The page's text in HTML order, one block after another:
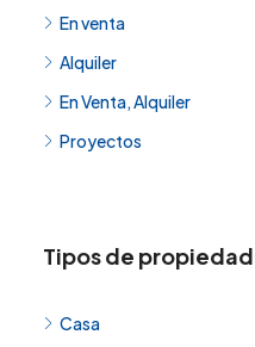
En venta
Alquiler
En Venta, Alquiler
Proyectos
Tipos de propiedad
Casa